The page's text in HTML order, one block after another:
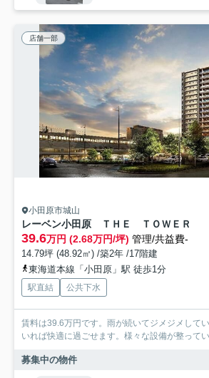
店舗一部
小田原市城山
レーベン小田原 ＴＨＥ ＴＯＷＥＲ
39.6万円 (2.68万円/坪) 管理/共益費-
14.79坪 (48.92㎡) /築2年 /17階建
東海道本線「小田原」駅 徒歩1分
駅直結 公共下水
賃料は39.6万円です。雨が続いてジメジメして
いれば快適に過ごせます。様々な設備が整って
募集中の物件